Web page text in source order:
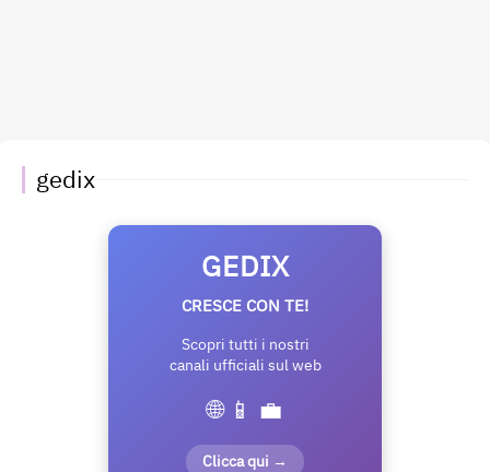
gedix
GEDIX
CRESCE CON TE!
Scopri tutti i nostri
canali ufficiali sul web
🌐 📱 💼
Clicca qui →